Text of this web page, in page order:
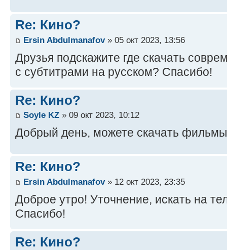
Re: Кино?
Ersin Abdulmanafov» 05 окт 2023, 13:56
Друзья подскажите где скачать
с субтитрами на русском? Спасибо!
Re: Кино?
Soyle KZ » 09 окт 2023, 10:12
Добрый день, можете скачать
Re: Кино?
Ersin Abdulmanafov» 12 окт 2023, 23:35
Доброе утро! Уточнение, искать на
Спасибо!
Re: Кино?